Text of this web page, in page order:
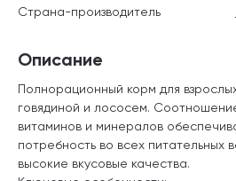
Описание
Полнорационный корм для
говядиной и лососем.
витаминов и минералов
потребность во всех питательных
высокие вкусовые качества.
Страна-производитель